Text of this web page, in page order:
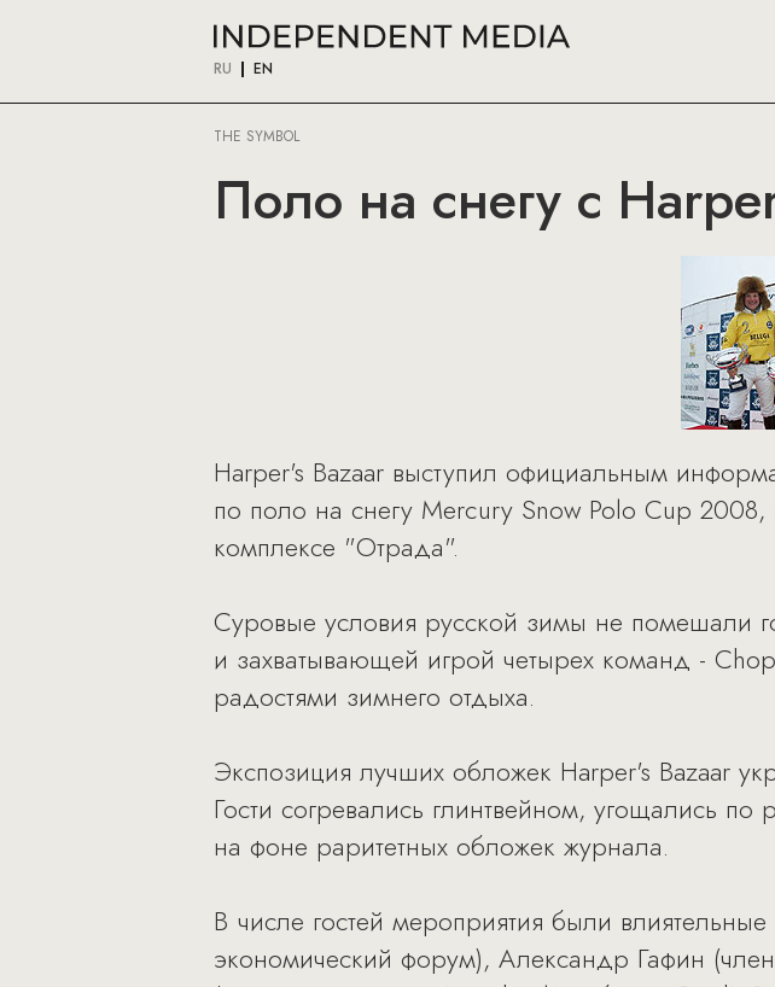
RU EN
THE SYMBOL
Поло на снегу с
Harper's Bazaar выступил официальным
по поло на снегу Mercury Snow Polo Cup
комплексе "Отрада".
Суровые условия русской зимы не помешали
и захватывающей игрой четырех команд -
радостями зимнего отдыха.
Экспозиция лучших обложек Harper's Bazaar
Гости согревались глинтвейном, угощались
на фоне раритетных обложек журнала.
В числе гостей мероприятия были
экономический форум), Александр Гафин